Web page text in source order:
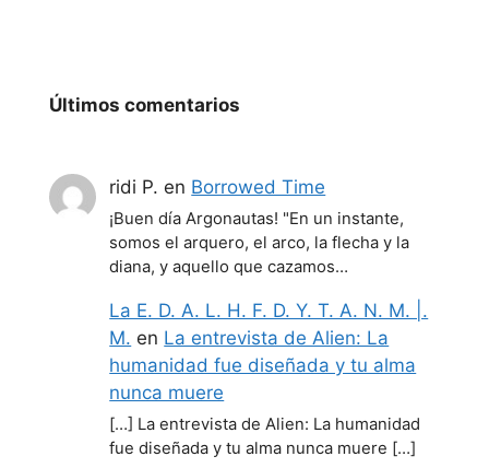
Últimos comentarios
ridi P. en Borrowed Time
¡Buen día Argonautas! "En un instante,
somos el arquero, el arco, la flecha y la
diana, y aquello que cazamos…
La E. D. A. L. H. F. D. Y. T. A. N. M. |.
M. en La entrevista de Alien: La
humanidad fue diseñada y tu alma
nunca muere
[…] La entrevista de Alien: La humanidad
fue diseñada y tu alma nunca muere […]